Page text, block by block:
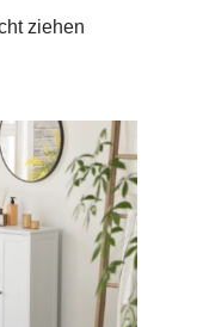
ziehen